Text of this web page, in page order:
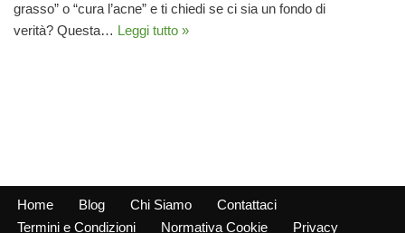
grasso” o “cura l’acne” e ti chiedi se ci sia un fondo di
verità? Questa… Leggi tutto »
Home Blog Chi Siamo
Contattaci
Termini e Condizioni
Normativa Cookie Privacy